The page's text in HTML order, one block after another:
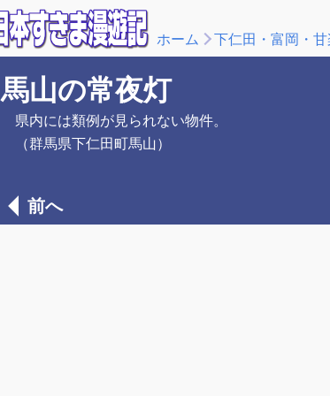
ホーム 下仁田・富岡・
馬山の常夜灯
県内には類例が見られない物件。
（群馬県下仁田町馬山）
前へ